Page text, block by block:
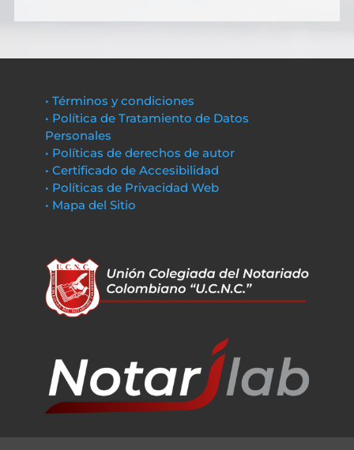
• Términos y condiciones
• Política de Tratamiento de Datos
Personales
• Políticas de derechos de autor
• Certificado de Accesibilidad
• Políticas de Privacidad Web
• Mapa del Sitio